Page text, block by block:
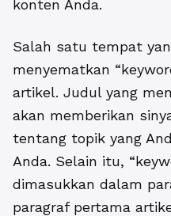
konten Anda.
Salah satu tempat
menyematkan
artikel. Judul yang
akan memberikan
tentang topik yang
Anda. Selain itu,
dimasukkan dalam
paragraf pertama